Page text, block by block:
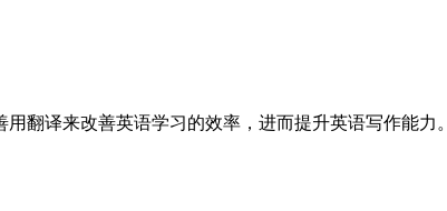
翻译来改善英语学习的效率，进而提升英语写作能力。